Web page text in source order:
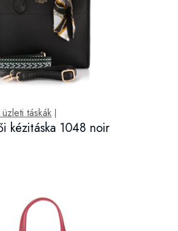
táskák|
2579 fuchsia